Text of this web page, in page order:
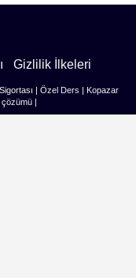
Gizlilik İlkeleri
| Özel Ders | Kopazar
çözümü|